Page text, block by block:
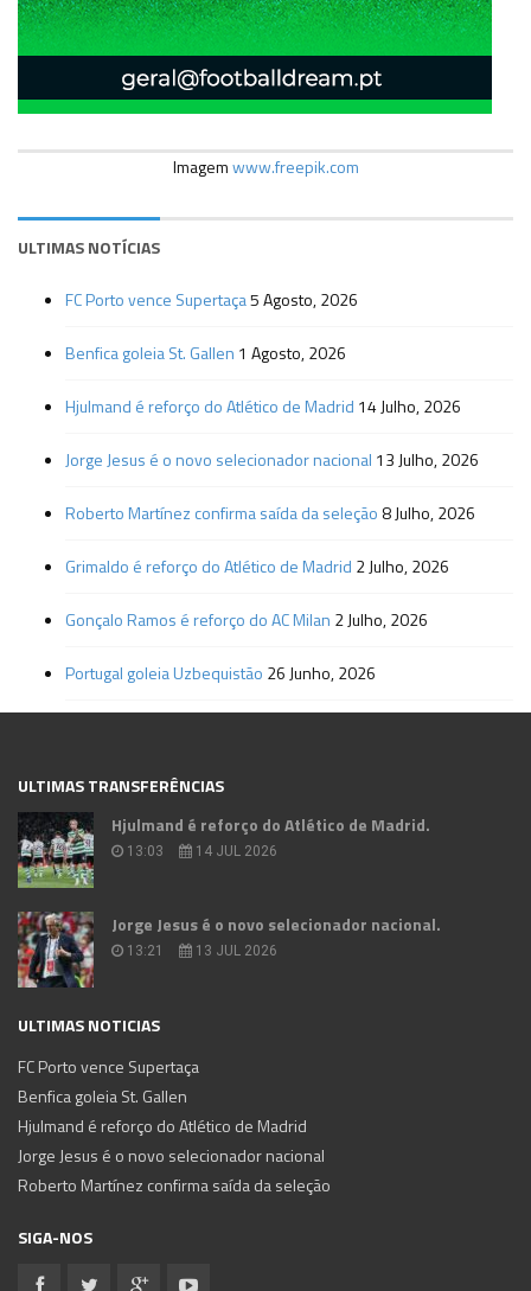
Imagemwww.freepik.com
ULTIMAS NOTÍCIAS
FC Porto vence Supertaça5 Agosto, 2026
Benfica goleia St. Gallen 1 Agosto, 2026
Hjulmand é reforço do Atlético de Madrid 14 Julho, 2026
Jorge Jesus é o novo selecionador nacional 13 Julho, 2026
Roberto Martínez confirma saída da seleção 8 Julho, 2026
Grimaldo é reforço do Atlético de Madrid 2 Julho, 2026
Gonçalo Ramos é reforço do AC Milan 2 Julho, 2026
Portugal goleia Uzbequistão 26 Junho, 2026
ULTIMAS TRANSFERÊNCIAS
Hjulmand é reforço do Atlético de Madrid.
13:03 14 JUL 2026
Jorge Jesus é o novo selecionador nacional.
13:21 13 JUL 2026
ULTIMAS NOTICIAS
FC Porto vence Supertaça
Benfica goleia St. Gallen
Hjulmand é reforço do Atlético de Madrid
Jorge Jesus é o novo selecionador nacional
Roberto Martínez confirma saída da seleção
SIGA-NOS